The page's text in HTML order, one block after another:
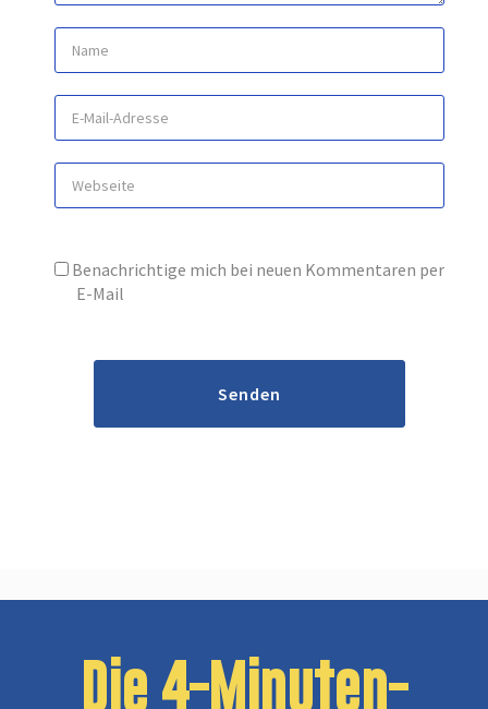
Benachrichtige mich bei neuen Kommentaren per
E-Mail
Senden
Die 4-Minuten-